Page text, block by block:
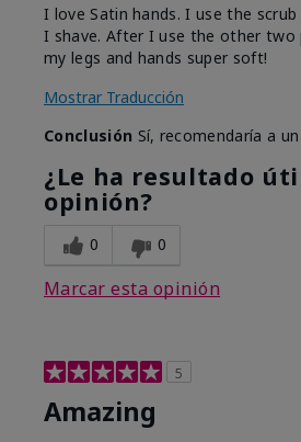
I love Satin hands. I use the
I shave. After I use the other two
my legs and hands super soft!
Mostrar Traducción
Conclusión Sí, recomendaría a
¿Le ha resultado
opinión?
0 0
Marcar esta opinión
5
Amazing